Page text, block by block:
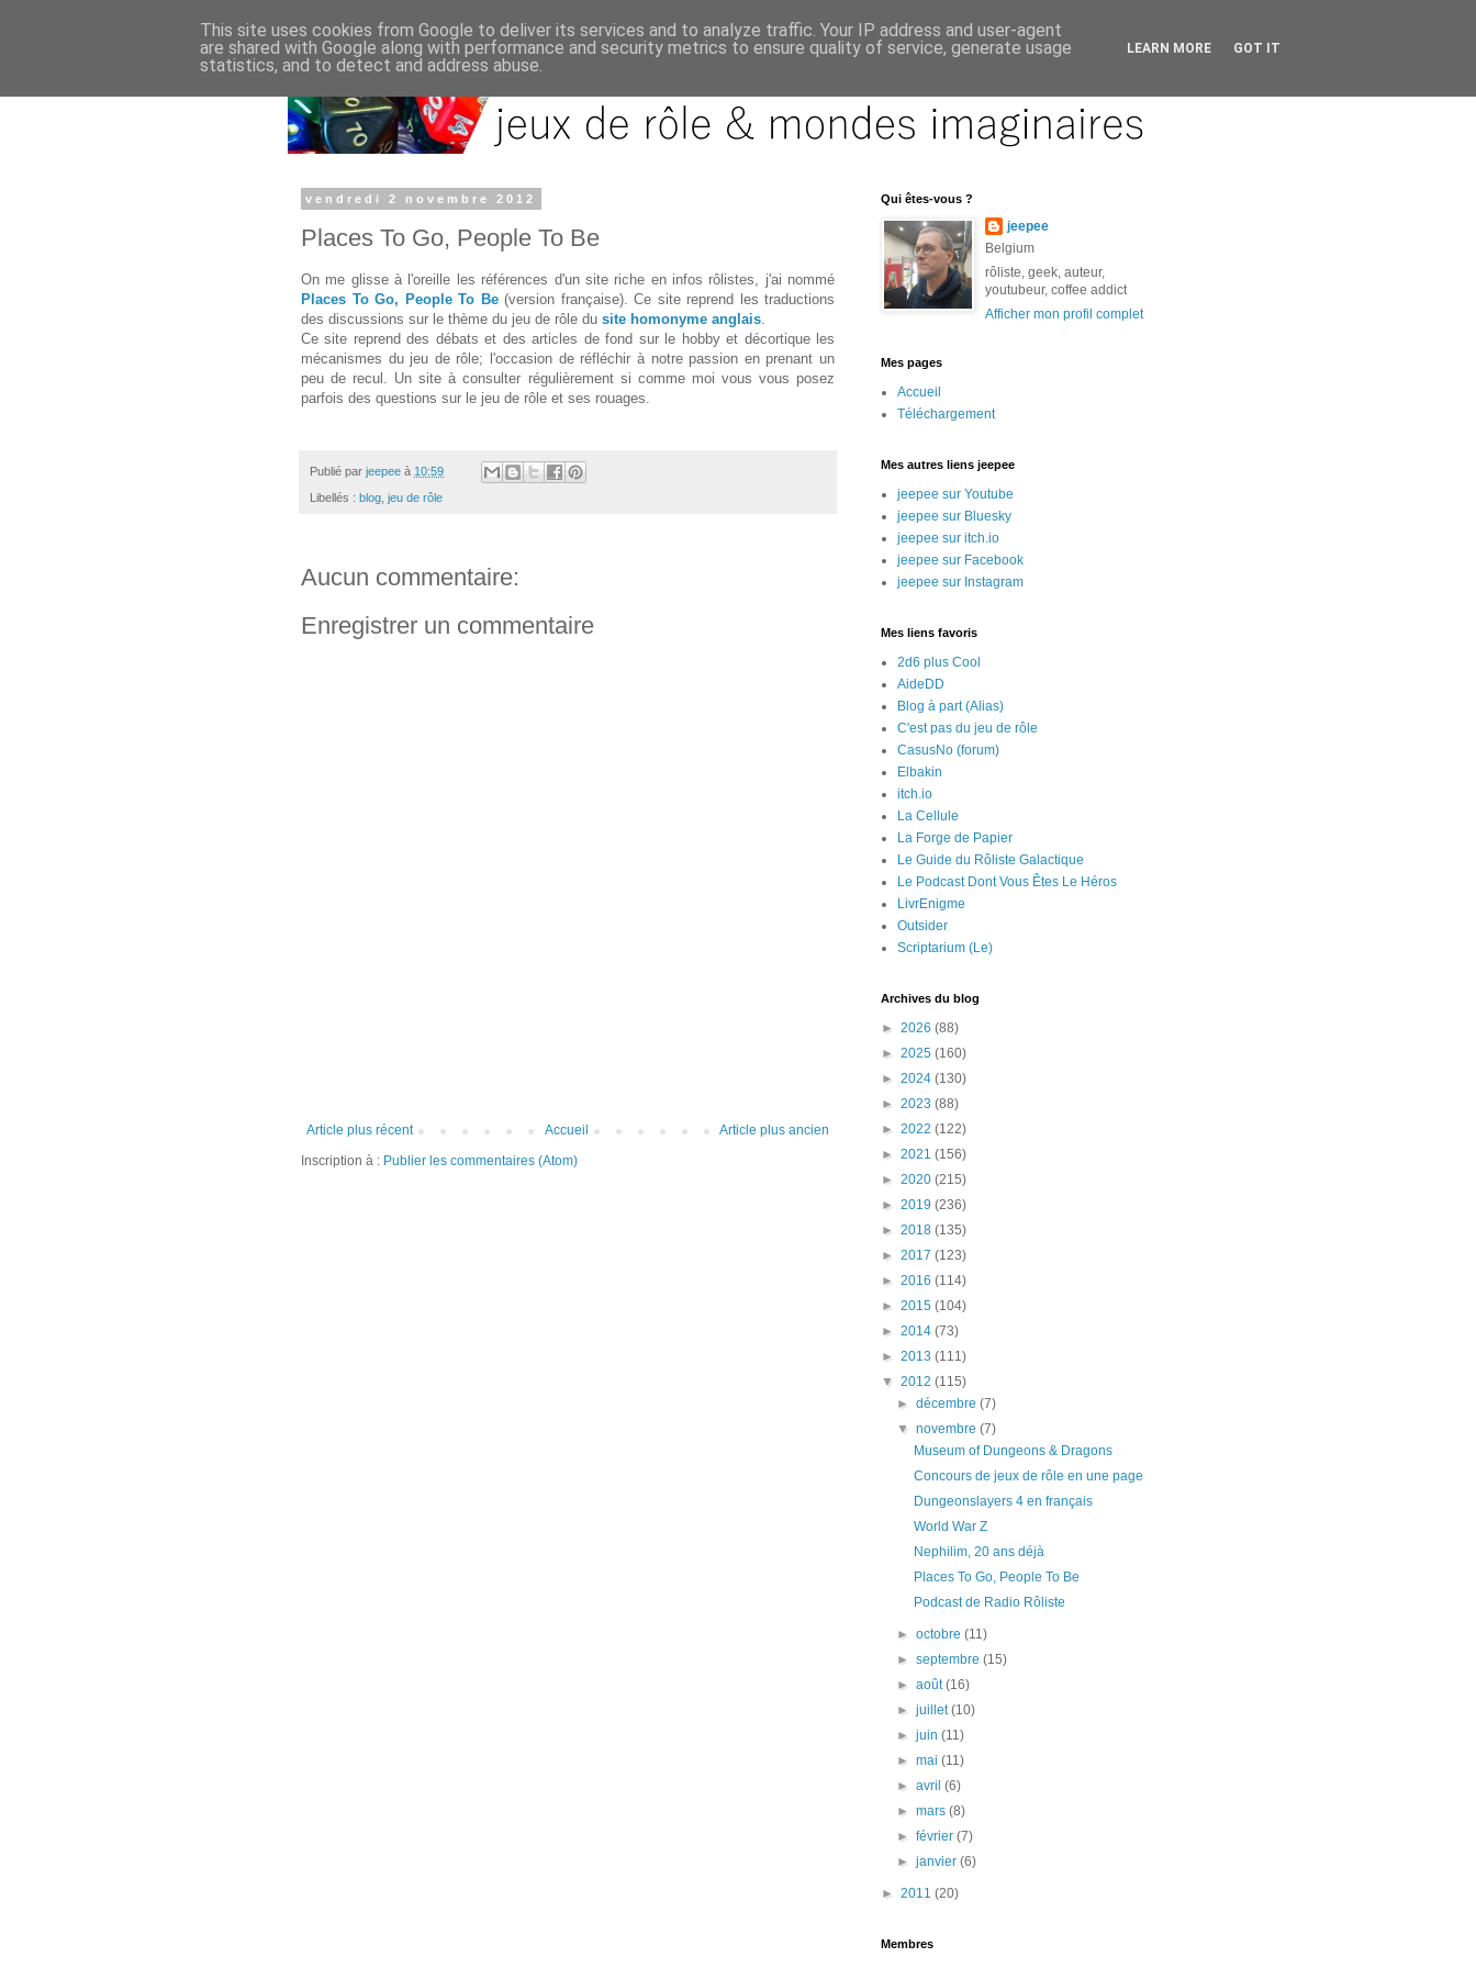
vendredi 2 novembre 2012
Places To Go, People To Be
On me glisse à l'oreille les références d'un site riche en infos rôlistes, j'ai nommé
Places To Go, People To Be(version française). Ce site reprend les traductions
des discussions sur le thème du jeu de rôle du site homonyme anglais
Ce site reprend des débats et des articles de fond sur le hobby et décortique les
mécanismes du jeu de rôle; l'occasion de réfléchir à notre passion en prenant un
peu de recul. Un site à consulter régulièrement si comme moi vous vous posez
parfois des questions sur le jeu de rôle et ses rouages.
Publié par jeepee à 10:59
Libellés : blog jeu de rôle
Aucun commentaire:
Enregistrer un commentaire
Article plus récent Article plus ancien
Accueil
Inscription à : Publier les commentaires (Atom)
Qui êtes-vous ?
jeepee
Belgium
rôliste, geek, auteur,
youtubeur, coffee addict
Afficher mon profil complet
Mes pages
Accueil
Téléchargement
Mes autres liens jeepee
jeepee sur Youtube
jeepee sur Bluesky
jeepee sur itch.io
jeepee sur Facebook
jeepee sur Instagram
Mes liens favoris
2d6 plus Cool
AideDD
Blog à part (Alias)
C'est pas du jeu de rôle
CasusNo (forum)
Elbakin
itch.io
La Cellule
La Forge de Papier
Le Guide du Rôliste Galactique
Le Podcast Dont Vous Êtes Le Héros
LivrEnigme
Outsider
Scriptarium (Le)
Archives du blog
► 2026 (88)
► 2025 (160)
► 2024 (130)
► 2023 (88)
► 2022 (122)
► 2021 (156)
► 2020 (215)
► 2019 (236)
► 2018 (135)
► 2017 (123)
► 2016 (114)
► 2015 (104)
► 2014 (73)
► 2013 (111)
▼ 2012 (115)
►décembre(7)
▼novembre(7)
Museum of Dungeons & Dragons
Concours de jeux de rôle en une page
Dungeonslayers 4 en français
World War Z
Nephilim, 20 ans déjà
Places To Go, People To Be
Podcast de Radio Rôliste
►octobre(11)
►septembre(15)
►août(16)
►juillet(10)
►juin(11)
►mai(11)
►avril(6)
►mars(8)
►février(7)
►janvier(6)
► 2011 (20)
Membres
This site uses cookies from Google to deliver its services and to analyze traffic. Your IP address and user-agent
are shared with Google along with performance and security metrics to ensure quality of service, generate usage
statistics, and to detect and address abuse.
LEARN MORE GOT IT